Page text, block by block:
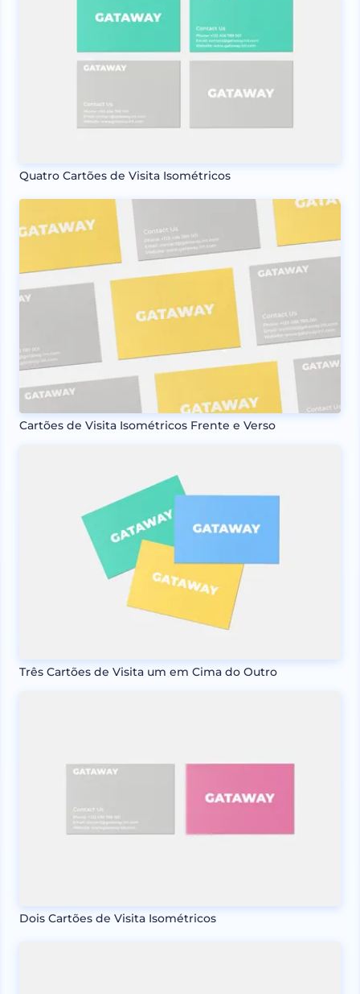
Quatro Cartões de Visita Isométricos
Cartões de Visita Isométricos Frente e Verso
Três Cartões de Visita um em Cima do Outro
Dois Cartões de Visita Isométricos